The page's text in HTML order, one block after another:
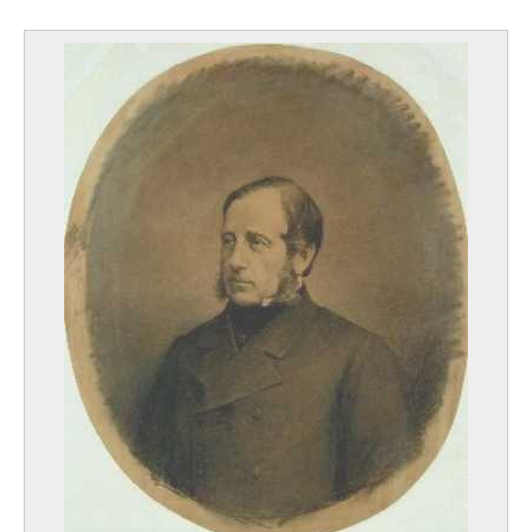
Liège 1835 - Schaerbeek / Bruxelles 1900
Biset Karel-Emmanuel
Malines 1633 - Breda (Pays-Bas) 1691
Bishop Henry
Londres (Angleterre, Royaume-Uni) 1868 - 1939
Bisschop Cornelis
Dordrecht (Pays-Bas) 1630 - 1674
Bissier Jules
Fribourg-en-Brisgau, Baden-Württemberg (Allemagne) 1893 - Ascona
(Suisse) 1965
Bitker Colette
Paris (France) 1929
Blanchard Maria
Santander (Cantabrie, Espagne) 1881 - Paris (France) 1932
Blanche Jacques-Emile